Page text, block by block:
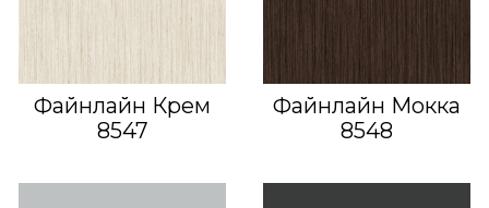
Файнлайн Крем
8547
Файнлайн Мокка
8548